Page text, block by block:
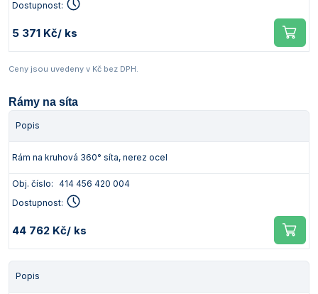
Dostupnost:
5 371 Kč/ ks
Ceny jsou uvedeny v Kč bez DPH.
Rámy na síta
Popis
Rám na kruhová 360° síta, nerez ocel
Obj. číslo: 414 456 420 004
Dostupnost:
44 762 Kč/ ks
Popis